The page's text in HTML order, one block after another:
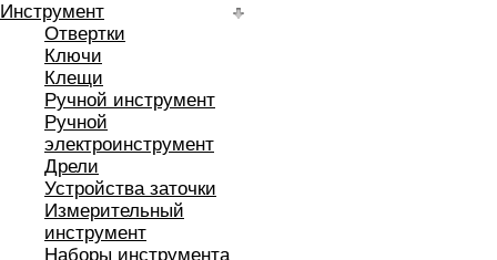
Инструмент
Отвертки
Ключи
Клещи
Ручной инструмент
Ручной
электроинструмент
Дрели
Устройства заточки
Измерительный
инструмент
Наборы инструмента